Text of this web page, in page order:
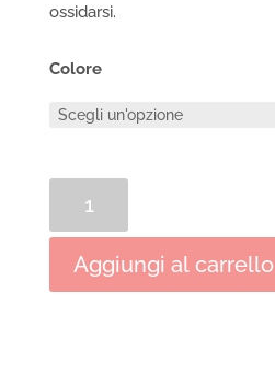
ossidarsi.
Colore
Spray
effetto
Cromo
Aggiungi al carrello